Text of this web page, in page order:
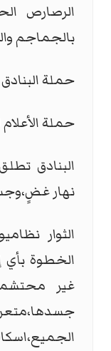
الرصارص
بالجماجم
حملة
حملة
البنادق
نهار
الثوار
الخطوة بأي
غير